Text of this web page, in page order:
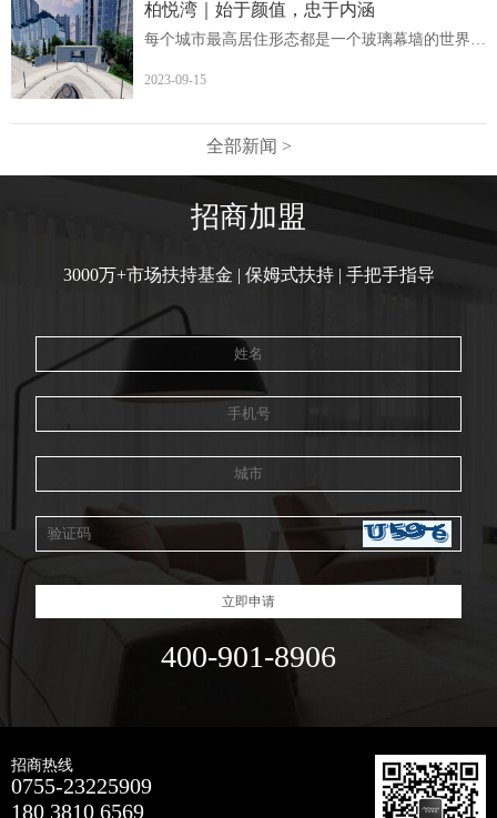
柏悦湾｜始于颜值，忠于内涵
2023-09-15
全部新闻 >
招商加盟
3000万+市场扶持基金 | 保姆式扶持 | 手把手指导
立即申请
400-901-8906
招商热线
0755-23225909
180 3810 6569